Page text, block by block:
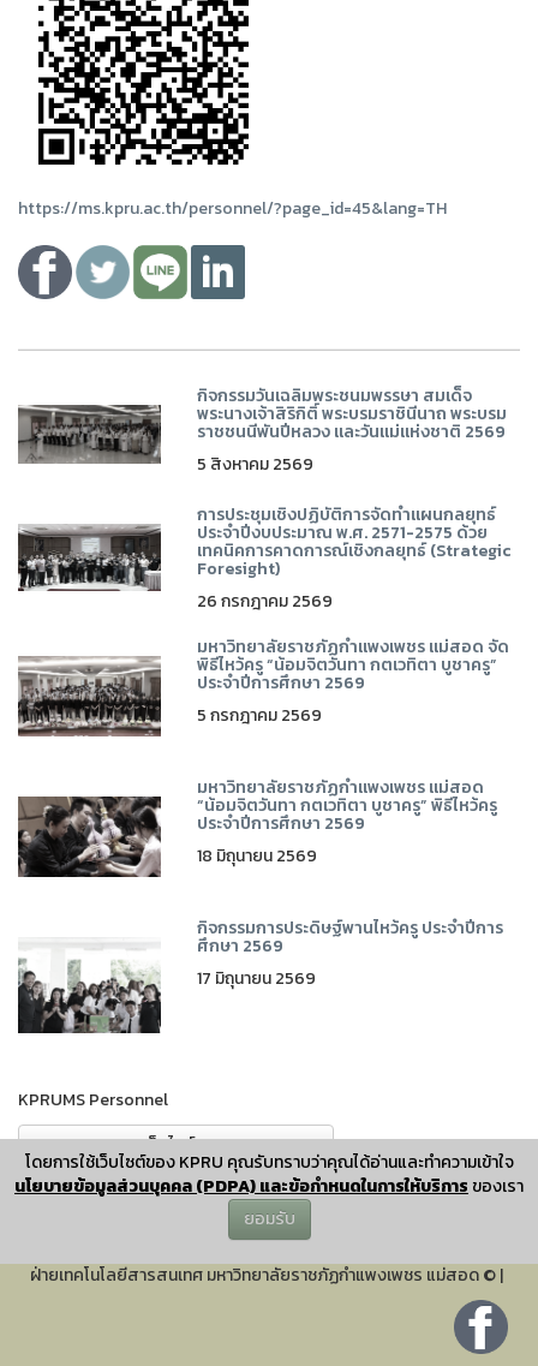
https://ms.kpru.ac.th/personnel/?page_id=45&lang=TH
กิจกรรมวันเฉลิมพระชนมพรรษา สมเด็จ
พระนางเจ้าสิริกิติ์ พระบรมราชินีนาถ พระบรม
ราชชนนีพันปีหลวง และวันแม่แห่งชาติ 2569
5 สิงหาคม 2569
การประชุมเชิงปฏิบัติการจัดทำแผนกลยุทธ์
ประจำปีงบประมาณ พ.ศ. 2571-2575 ด้วย
เทคนิคการคาดการณ์เชิงกลยุทธ์ (Strategic
Foresight)
26 กรกฎาคม 2569
มหาวิทยาลัยราชภัฏกำแพงเพชร แม่สอด จัด
พิธีไหว้ครู “น้อมจิตวันทา กตเวทิตา บูชาครู”
ประจำปีการศึกษา 2569
5 กรกฎาคม 2569
มหาวิทยาลัยราชภัฏกำแพงเพชร แม่สอด
“น้อมจิตวันทา กตเวทิตา บูชาครู” พิธีไหว้ครู
ประจำปีการศึกษา 2569
18 มิถุนายน 2569
กิจกรรมการประดิษฐ์พานไหว้ครู ประจำปีการ
ศึกษา 2569
17 มิถุนายน 2569
โดยการใช้เว็บไซต์ของ KPRU คุณรับทราบว่าคุณได้อ่านและทำความเข้าใจ
นโยบายข้อมูลส่วนบุคคล (PDPA) และข้อกำหนดในการให้บริการ ของเรา
ยอมรับ
KPRUMS Personnel
เว็บไชต์
ฝ่ายเทคโนโลยีสารสนเทศ มหาวิทยาลัยราชภัฏกำแพงเพชร แม่สอด©|